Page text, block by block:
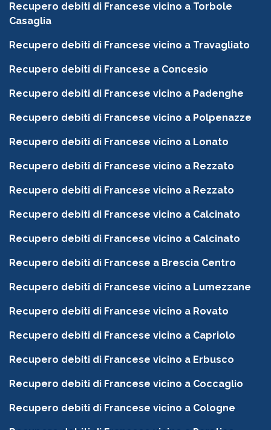
Recupero debiti di Francese vicino a Torbole
Casaglia
Recupero debiti di Francese vicino a Travagliato
Recupero debiti di Francese a Concesio
Recupero debiti di Francese vicino a Padenghe
Recupero debiti di Francese vicino a Polpenazze
Recupero debiti di Francese vicino a Lonato
Recupero debiti di Francese vicino a Rezzato
Recupero debiti di Francese vicino a Rezzato
Recupero debiti di Francese vicino a Calcinato
Recupero debiti di Francese vicino a Calcinato
Recupero debiti di Francese a Brescia Centro
Recupero debiti di Francese vicino a Lumezzane
Recupero debiti di Francese vicino a Rovato
Recupero debiti di Francese vicino a Capriolo
Recupero debiti di Francese vicino a Erbusco
Recupero debiti di Francese vicino a Coccaglio
Recupero debiti di Francese vicino a Cologne